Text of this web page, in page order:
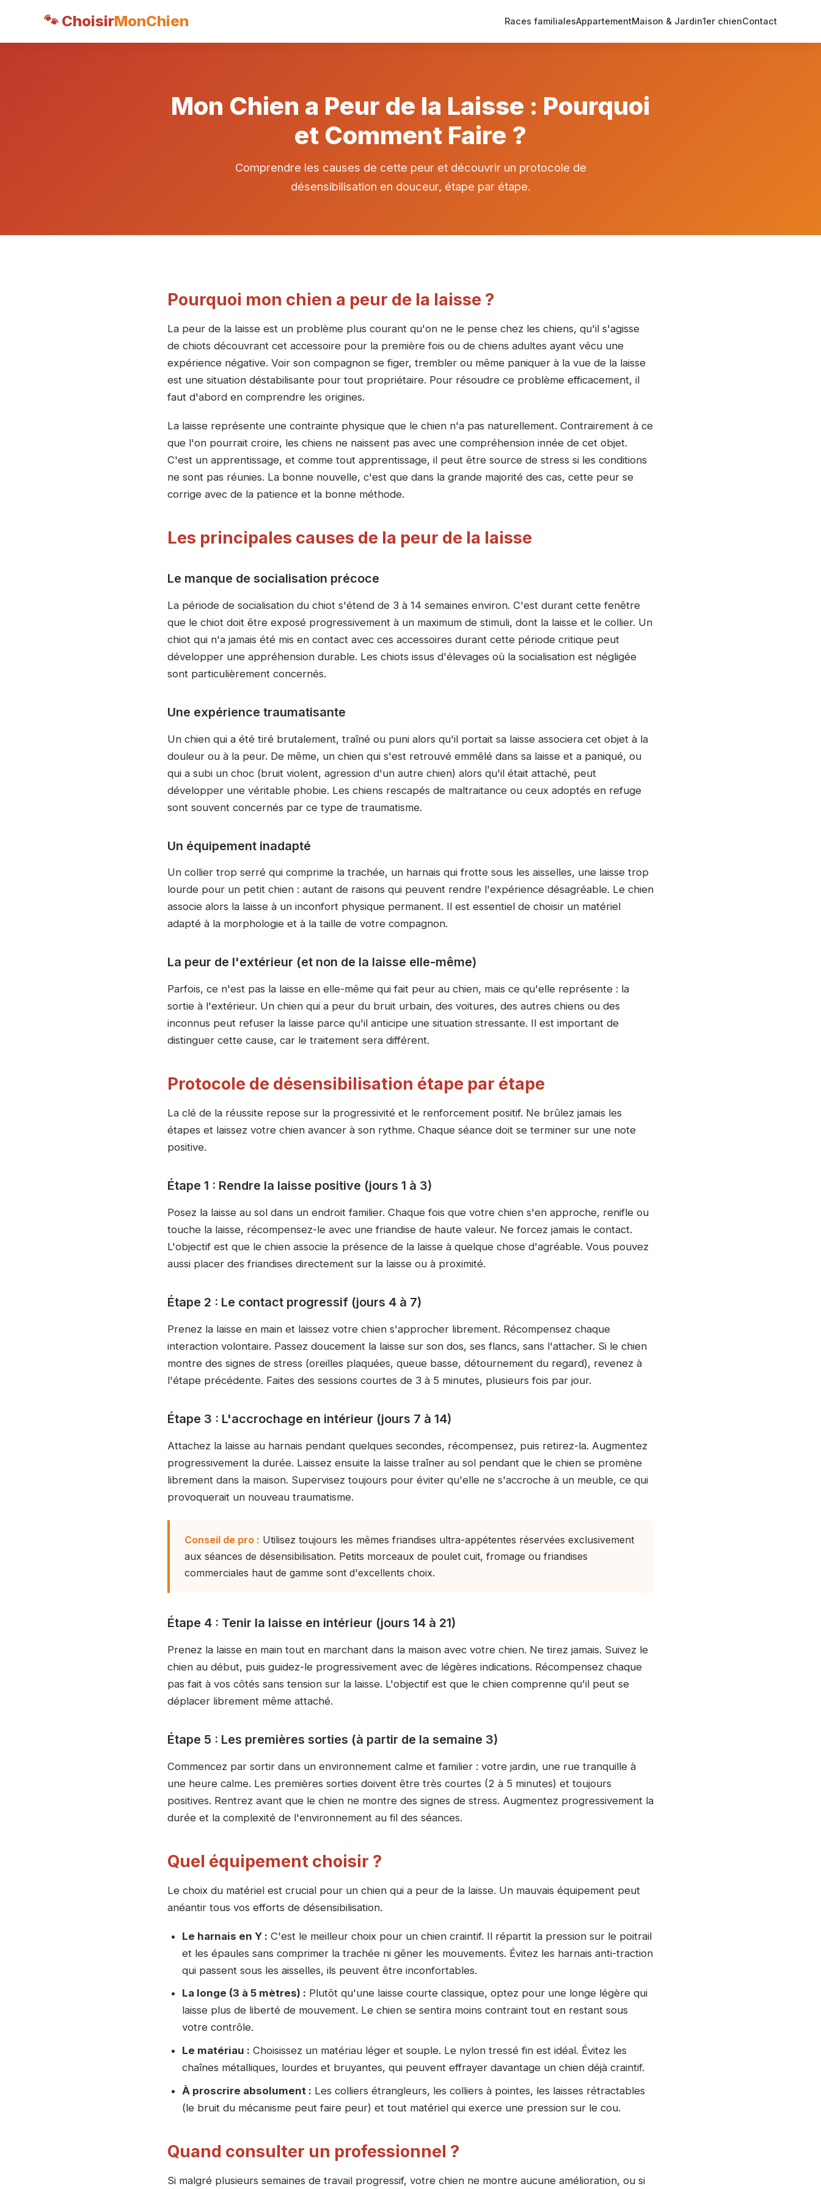
🐾 ChoisirMonChien Races familialesAppartementMaison & Jardin1er chienContact
Mon Chien a Peur de la Laisse : Pourquoi
et Comment Faire ?
Comprendre les causes de cette peur et découvrir un protocole de
désensibilisation en douceur, étape par étape.
Pourquoi mon chien a peur de la laisse ?
La peur de la laisse est un problème plus courant qu'on ne le pense chez les chiens, qu'il s'agisse
de chiots découvrant cet accessoire pour la première fois ou de chiens adultes ayant vécu une
expérience négative. Voir son compagnon se figer, trembler ou même paniquer à la vue de la laisse
est une situation déstabilisante pour tout propriétaire. Pour résoudre ce problème efficacement, il
faut d'abord en comprendre les origines.
La laisse représente une contrainte physique que le chien n'a pas naturellement. Contrairement à ce
que l'on pourrait croire, les chiens ne naissent pas avec une compréhension innée de cet objet.
C'est un apprentissage, et comme tout apprentissage, il peut être source de stress si les conditions
ne sont pas réunies. La bonne nouvelle, c'est que dans la grande majorité des cas, cette peur se
corrige avec de la patience et la bonne méthode.
Les principales causes de la peur de la laisse
Le manque de socialisation précoce
La période de socialisation du chiot s'étend de 3 à 14 semaines environ. C'est durant cette fenêtre
que le chiot doit être exposé progressivement à un maximum de stimuli, dont la laisse et le collier. Un
chiot qui n'a jamais été mis en contact avec ces accessoires durant cette période critique peut
développer une appréhension durable. Les chiots issus d'élevages où la socialisation est négligée
sont particulièrement concernés.
Une expérience traumatisante
Un chien qui a été tiré brutalement, traîné ou puni alors qu'il portait sa laisse associera cet objet à la
douleur ou à la peur. De même, un chien qui s'est retrouvé emmêlé dans sa laisse et a paniqué, ou
qui a subi un choc (bruit violent, agression d'un autre chien) alors qu'il était attaché, peut
développer une véritable phobie. Les chiens rescapés de maltraitance ou ceux adoptés en refuge
sont souvent concernés par ce type de traumatisme.
Un équipement inadapté
Un collier trop serré qui comprime la trachée, un harnais qui frotte sous les aisselles, une laisse trop
lourde pour un petit chien : autant de raisons qui peuvent rendre l'expérience désagréable. Le chien
associe alors la laisse à un inconfort physique permanent. Il est essentiel de choisir un matériel
adapté à la morphologie et à la taille de votre compagnon.
La peur de l'extérieur (et non de la laisse elle-même)
Parfois, ce n'est pas la laisse en elle-même qui fait peur au chien, mais ce qu'elle représente : la
sortie à l'extérieur. Un chien qui a peur du bruit urbain, des voitures, des autres chiens ou des
inconnus peut refuser la laisse parce qu'il anticipe une situation stressante. Il est important de
distinguer cette cause, car le traitement sera différent.
Protocole de désensibilisation étape par étape
La clé de la réussite repose sur la progressivité et le renforcement positif. Ne brûlez jamais les
étapes et laissez votre chien avancer à son rythme. Chaque séance doit se terminer sur une note
positive.
Étape 1 : Rendre la laisse positive (jours 1 à 3)
Posez la laisse au sol dans un endroit familier. Chaque fois que votre chien s'en approche, renifle ou
touche la laisse, récompensez-le avec une friandise de haute valeur. Ne forcez jamais le contact.
L'objectif est que le chien associe la présence de la laisse à quelque chose d'agréable. Vous pouvez
aussi placer des friandises directement sur la laisse ou à proximité.
Étape 2 : Le contact progressif (jours 4 à 7)
Prenez la laisse en main et laissez votre chien s'approcher librement. Récompensez chaque
interaction volontaire. Passez doucement la laisse sur son dos, ses flancs, sans l'attacher. Si le chien
montre des signes de stress (oreilles plaquées, queue basse, détournement du regard), revenez à
l'étape précédente. Faites des sessions courtes de 3 à 5 minutes, plusieurs fois par jour.
Étape 3 : L'accrochage en intérieur (jours 7 à 14)
Attachez la laisse au harnais pendant quelques secondes, récompensez, puis retirez-la. Augmentez
progressivement la durée. Laissez ensuite la laisse traîner au sol pendant que le chien se promène
librement dans la maison. Supervisez toujours pour éviter qu'elle ne s'accroche à un meuble, ce qui
provoquerait un nouveau traumatisme.
Conseil de pro : Utilisez toujours les mêmes friandises ultra-appétentes réservées exclusivement
aux séances de désensibilisation. Petits morceaux de poulet cuit, fromage ou friandises
commerciales haut de gamme sont d'excellents choix.
Étape 4 : Tenir la laisse en intérieur (jours 14 à 21)
Prenez la laisse en main tout en marchant dans la maison avec votre chien. Ne tirez jamais. Suivez le
chien au début, puis guidez-le progressivement avec de légères indications. Récompensez chaque
pas fait à vos côtés sans tension sur la laisse. L'objectif est que le chien comprenne qu'il peut se
déplacer librement même attaché.
Étape 5 : Les premières sorties (à partir de la semaine 3)
Commencez par sortir dans un environnement calme et familier : votre jardin, une rue tranquille à
une heure calme. Les premières sorties doivent être très courtes (2 à 5 minutes) et toujours
positives. Rentrez avant que le chien ne montre des signes de stress. Augmentez progressivement la
durée et la complexité de l'environnement au fil des séances.
Quel équipement choisir ?
Le choix du matériel est crucial pour un chien qui a peur de la laisse. Un mauvais équipement peut
anéantir tous vos efforts de désensibilisation.
Le harnais en Y : C'est le meilleur choix pour un chien craintif. Il répartit la pression sur le poitrail
et les épaules sans comprimer la trachée ni gêner les mouvements. Évitez les harnais anti-traction
qui passent sous les aisselles, ils peuvent être inconfortables.
La longe (3 à 5 mètres) : Plutôt qu'une laisse courte classique, optez pour une longe légère qui
laisse plus de liberté de mouvement. Le chien se sentira moins contraint tout en restant sous
votre contrôle.
Le matériau : Choisissez un matériau léger et souple. Le nylon tressé fin est idéal. Évitez les
chaînes métalliques, lourdes et bruyantes, qui peuvent effrayer davantage un chien déjà craintif.
À proscrire absolument : Les colliers étrangleurs, les colliers à pointes, les laisses rétractables
(le bruit du mécanisme peut faire peur) et tout matériel qui exerce une pression sur le cou.
Quand consulter un professionnel ?
Si malgré plusieurs semaines de travail progressif, votre chien ne montre aucune amélioration, ou si